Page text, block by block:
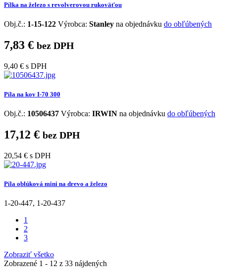
Pílka na železo s revolverovou rukoväťou
Obj.č.: 1-15-122 Výrobca: Stanley na objednávku do obľúbených
7,83 € bez DPH
9,40 € s DPH
Píla na kov I-70 300
Obj.č.: 10506437 Výrobca: IRWIN na objednávku do obľúbených
17,12 € bez DPH
20,54 € s DPH
Píla oblúková mini na drevo a železo
1-20-447, 1-20-437
1
2
3
Zobraziť všetko
Zobrazené 1 - 12 z 33 nájdených